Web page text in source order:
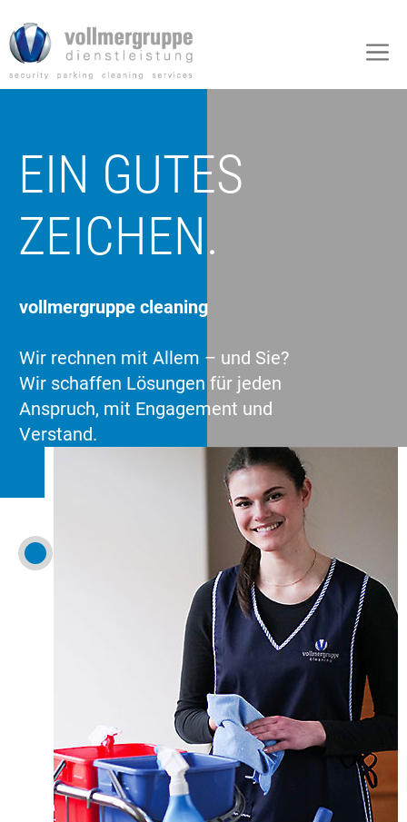
Inhalt
springen
EIN GUTES
ZEICHEN.
vollmergruppe cleaning
Wir rechnen mit Allem – und Sie?
Wir schaffen Lösungen für jeden
Anspruch, mit Engagement und
Verstand.